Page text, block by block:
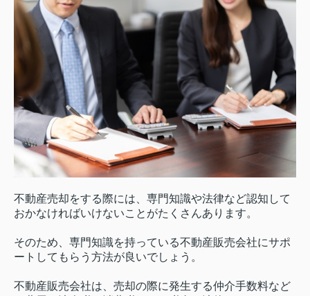
不動産売却をする際には、専門知識や法律など認知して
おかなければいけないことがたくさんあります。
そのため、専門知識を持っている不動産販売会社にサポ
ートしてもらう方法が良いでしょう。
不動産販売会社は、売却の際に発生する仲介手数料など